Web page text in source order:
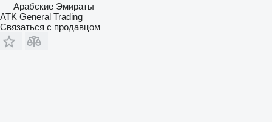
Арабские Эмираты
ATK General Trading
Связаться с продавцом